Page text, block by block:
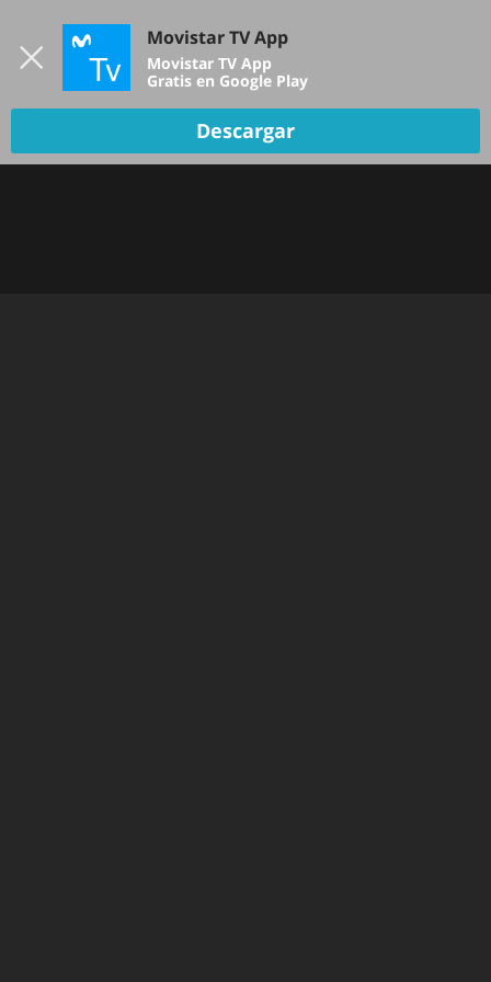
TV EN VIVO
Movistar TV App
Movistar TV App
Gratis en Google Play
Descargar